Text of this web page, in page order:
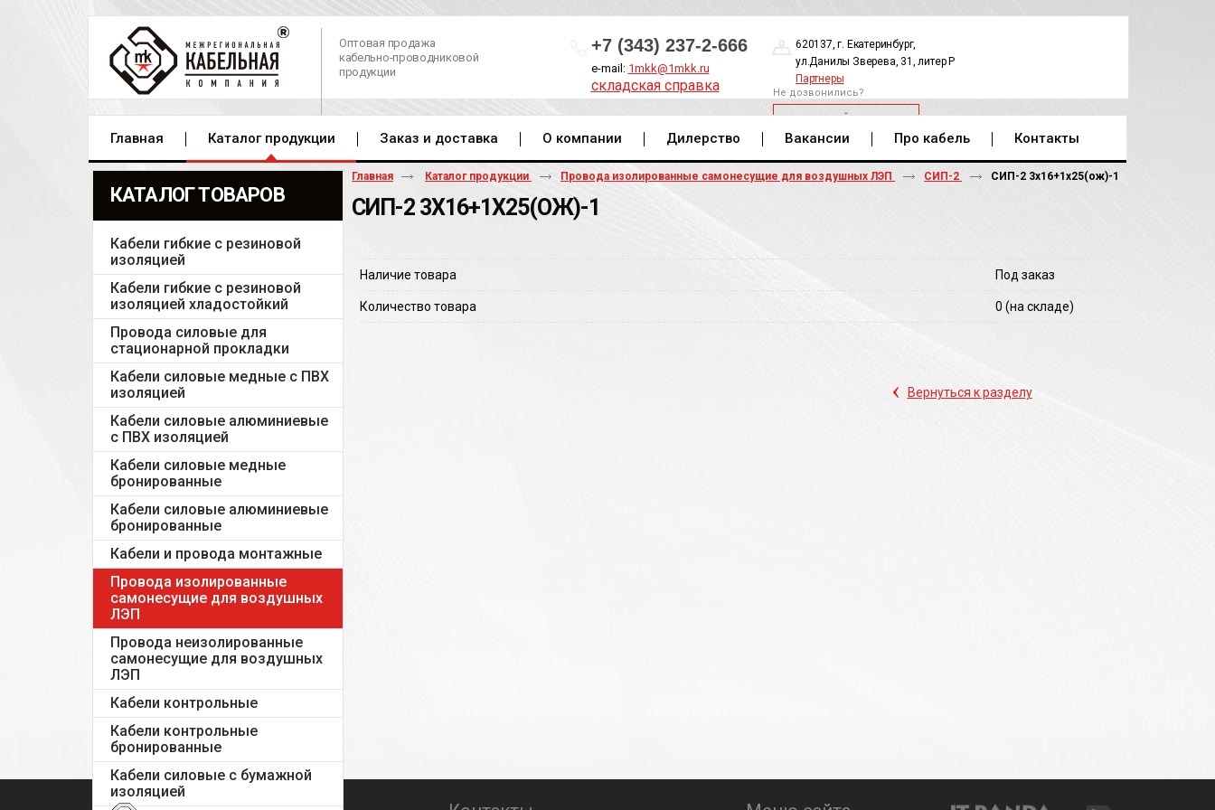
Оптовая продажа
кабельно-проводниковой
продукции
+7 (343) 237-2-666
e-mail: 1mkk@1mkk.ru
складская справка
620137, г. Екатеринбург,
ул.Данилы Зверева, 31, литер Р
Партнеры
Не дозвонились?
ОБРАТНЫЙ ЗВОНОК
Главная Каталог продукции Заказ и доставка О компании Дилерство Вакансии Про кабель Контакты
КАТАЛОГ ТОВАРОВ
Кабели гибкие с резиновой
изоляцией
Кабели гибкие с резиновой
изоляцией хладостойкий
Провода силовые для
стационарной прокладки
Кабели силовые медные с ПВХ
изоляцией
Кабели силовые алюминиевые
с ПВХ изоляцией
Кабели силовые медные
бронированные
Кабели силовые алюминиевые
бронированные
Кабели и провода монтажные
Провода изолированные
самонесущие для воздушных
ЛЭП
Провода неизолированные
самонесущие для воздушных
ЛЭП
Кабели контрольные
Кабели контрольные
бронированные
Кабели силовые с бумажной
изоляцией
Главная Каталог продукции Провода изолированные самонесущие для воздушных ЛЭП СИП-2 СИП-2 3х16+1х25(ож)-1
СИП-2 3Х16+1Х25(ОЖ)-1
Наличие товара Под заказ
Количество товара 0 (на складе)
‹ Вернуться к разделу